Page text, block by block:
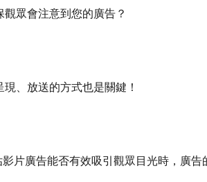
眾會注意到您的廣告？
、放送的方式也是關鍵！
片廣告能否有效吸引觀眾目光時，廣告